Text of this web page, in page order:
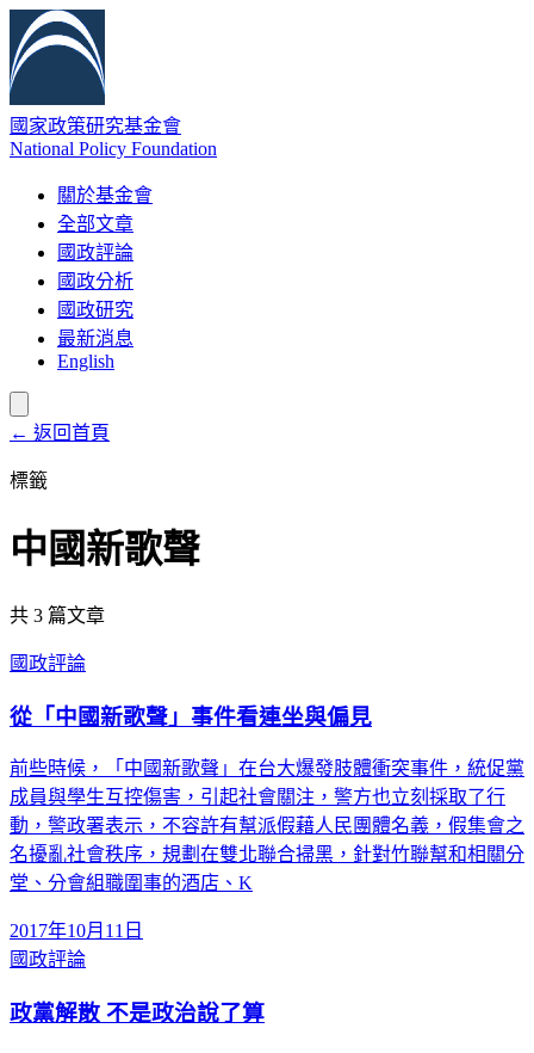
國家政策研究基金會
National Policy Foundation
關於基金會
全部文章
國政評論
國政分析
國政研究
最新消息
English
← 返回首頁
標籤
中國新歌聲
共 3 篇文章
國政評論
從「中國新歌聲」事件看連坐與偏見
前些時候，「中國新歌聲」在台大爆發肢體衝突事件，統促黨
成員與學生互控傷害，引起社會關注，警方也立刻採取了行
動，警政署表示，不容許有幫派假藉人民團體名義，假集會之
名擾亂社會秩序，規劃在雙北聯合掃黑，針對竹聯幫和相關分
堂、分會組職圍事的酒店、K
2017年10月11日
國政評論
政黨解散 不是政治說了算